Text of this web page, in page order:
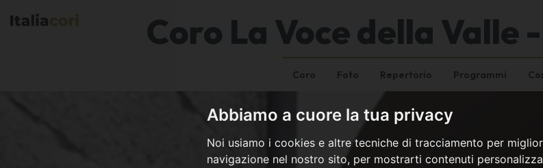
Abbiamo a cuore la tua privacy
Noi usiamo i cookies e altre tecniche di tracciamento per
navigazione nel nostro sito, per mostrarti contenuti
Coro La Voce della Valle
Coro Foto Repertorio Programmi